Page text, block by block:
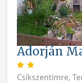
Adorján
Csíkszentimre,